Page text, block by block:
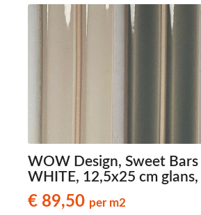
WOW Design, Sweet Bars
WHITE, 12,5x25 cm
met reliëf
€ 89,50 per m2